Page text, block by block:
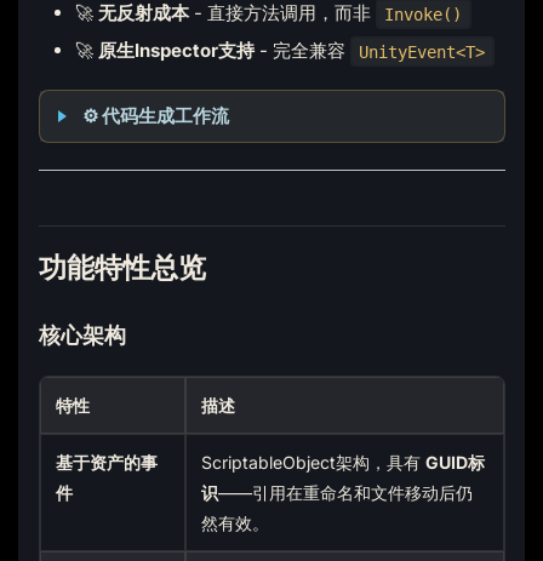
🚀 无反射成本- 直接方法调用，而非 Invoke()
🚀 原生Inspector支持- 完全兼容 UnityEvent<T>
⚙️ 代码生成工作流
功能特性总览
核心架构
特性 描述
基于资产的事
件
ScriptableObject架构，具有GUID标
识——引用在重命名和文件移动后仍
然有效。